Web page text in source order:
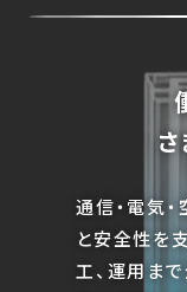
通信・電気
と安全性を
工、運用ま